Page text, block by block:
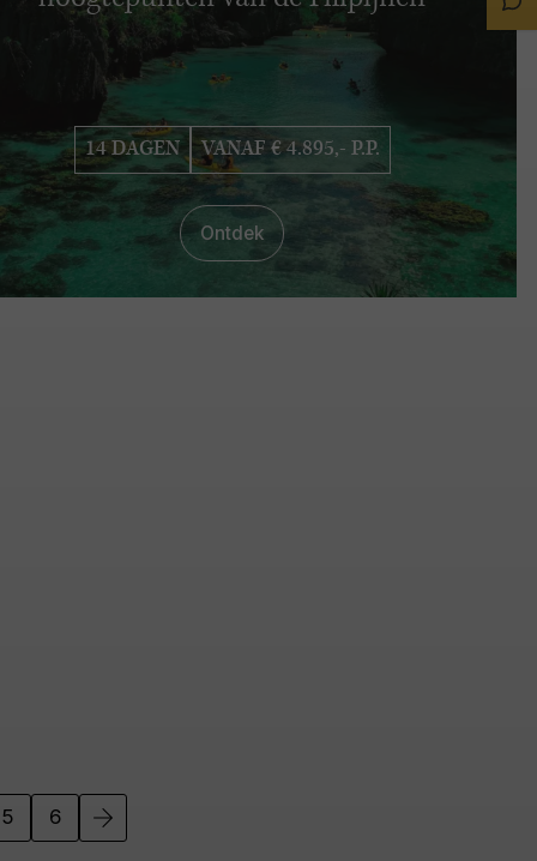
14 DAGEN VANAF € 4.895,- P.P.
Ontdek
5 6